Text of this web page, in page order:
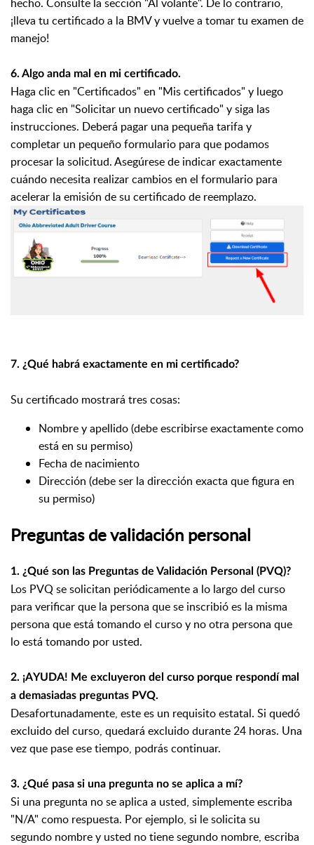
¡lleva tu certificado a la BMV y vuelve a tomar tu examen de
manejo!
6. Algo anda mal en mi certificado.
Haga clic en "Certificados" en "Mis certificados" y luego
haga clic en "Solicitar un nuevo certificado" y siga las
instrucciones. Deberá pagar una pequeña tarifa y
completar un pequeño formulario para que podamos
procesar la solicitud. Asegúrese de indicar exactamente
cuándo necesita realizar cambios en el formulario para
acelerar la emisión de su certificado de reemplazo.
7. ¿Qué habrá exactamente en mi certificado?
Su certificado mostrará tres cosas:
Nombre y apellido (debe escribirse exactamente como
está en su permiso)
Fecha de nacimiento
Dirección (debe ser la dirección exacta que figura en
su permiso)
Preguntas de validación personal
1. ¿Qué son las Preguntas de Validación Personal (PVQ)?
Los PVQ se solicitan periódicamente a lo largo del curso
para verificar que la persona que se inscribió es la misma
persona que está tomando el curso y no otra persona que
lo está tomando por usted.
2. ¡AYUDA! Me excluyeron del curso porque respondí mal
a demasiadas preguntas PVQ.
Desafortunadamente, este es un requisito estatal. Si quedó
excluido del curso, quedará excluido durante 24 horas. Una
vez que pase ese tiempo, podrás continuar.
3. ¿Qué pasa si una pregunta no se aplica a mí?
Si una pregunta no se aplica a usted, simplemente escriba
"N/A" como respuesta. Por ejemplo, si le solicita su
segundo nombre y usted no tiene segundo nombre, escriba